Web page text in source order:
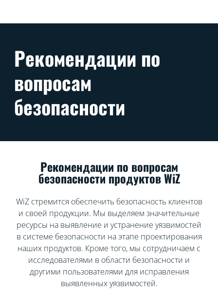
Рекомендации по
вопросам
безопасности
Рекомендации по вопросам
безопасности продуктов WiZ
WiZ стремится обеспечить безопасность клиентов
и своей продукции. Мы выделяем значительные
ресурсы на выявление и устранение уязвимостей
в системе безопасности на этапе проектирования
наших продуктов. Кроме того, мы сотрудничаем с
исследователями в области безопасности и
другими пользователями для исправления
выявленных уязвимостей.